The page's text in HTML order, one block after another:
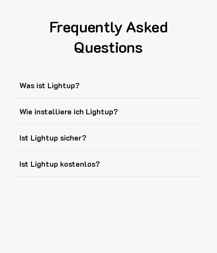
Frequently Asked
Questions
Was ist Lightup?
Wie installiere ich Lightup?
Ist Lightup sicher?
Ist Lightup kostenlos?